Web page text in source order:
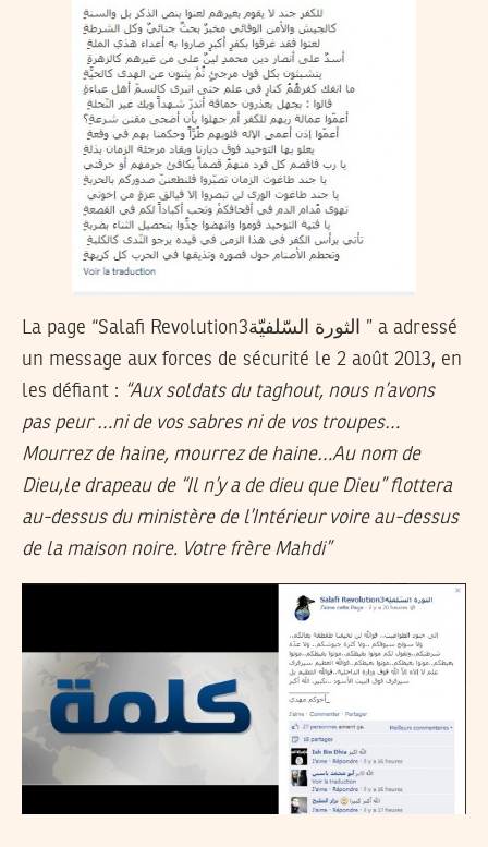
La page “Salafi Revolution3الثورة السّلفيّة ” a adressé
un message aux forces de sécurité le 2 août 2013, en
les défiant : “Aux soldats du taghout, nous n’avons
pas peur …ni de vos sabres ni de vos troupes…
Mourrez de haine, mourrez de haine…Au nom de
Dieu,le drapeau de “Il n’y a de dieu que Dieu” flottera
au-dessus du ministère de l’Intérieur voire au-dessus
de la maison noire. Votre frère Mahdi”